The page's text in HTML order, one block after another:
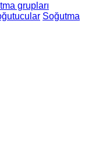
grupları
Soğutma